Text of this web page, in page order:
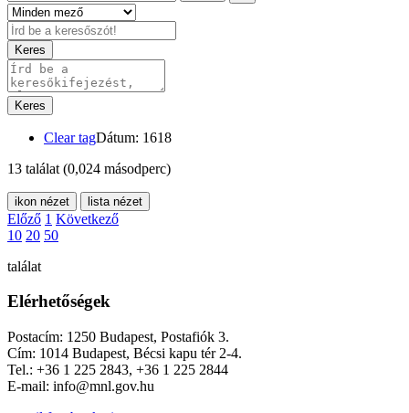
Keres
Keres
Clear tagDátum: 1618
13 találat (0,024 másodperc)
ikon nézet lista nézet
Előző 1 Következő
10 20 50
találat
Elérhetőségek
Postacím: 1250 Budapest, Postafiók 3.
Cím: 1014 Budapest, Bécsi kapu tér 2-4.
Tel.: +36 1 225 2843, +36 1 225 2844
E-mail: info@mnl.gov.hu